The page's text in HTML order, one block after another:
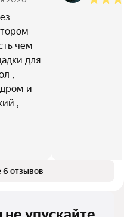
чем
для
,
и
,
6 отзывов